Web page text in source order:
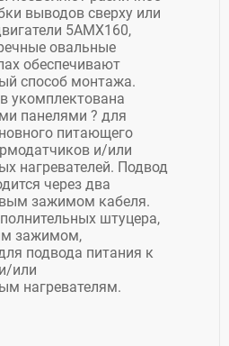
выводов сверху или
5АМХ160,
овальные
обеспечивают
способ монтажа.
укомплектована
панелями ? для
питающего
и/или
нагревателей. Подвод
через два
зажимом кабеля.
штуцера,
зажимом,
подвода питания к
или
нагревателям.